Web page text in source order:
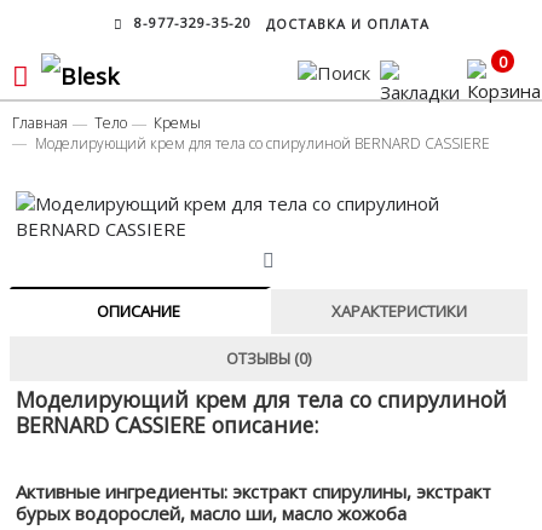
8-977-329-35-20 ДОСТАВКА И ОПЛАТА
0
Главная Тело
Кремы
Моделирующий крем для тела со спирулиной BERNARD CASSIERE
ОПИСАНИЕ ХАРАКТЕРИСТИКИ
ОТЗЫВЫ (0)
Моделирующий крем для тела со спирулиной
BERNARD CASSIERE описание:
Активные ингредиенты: экстракт спирулины, экстракт
бурых водорослей, масло ши, масло жожоба